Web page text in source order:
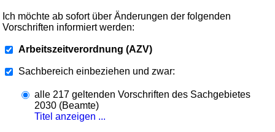
Ich möchte ab sofort über Änderungen der folgenden
Vorschriften informiert werden:
Arbeitszeitverordnung (AZV)
Sachbereich einbeziehen und zwar:
alle 217 geltenden Vorschriften des Sachgebietes
2030 (Beamte)
Titel anzeigen ...